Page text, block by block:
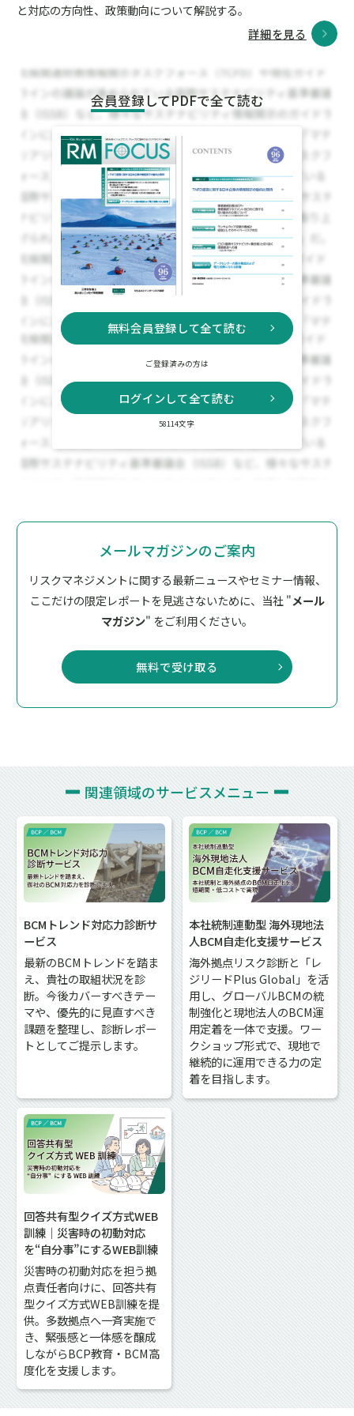
と対応の方向性、政策動向について解説する。
詳細を見る
会員登録 してPDFで全て読む
無料会員登録して全て読む
ご登録済みの方は
ログインして全て読む
58114文字
メールマガジンのご案内
リスクマネジメントに関する最新ニュースやセミナー情報、
ここだけの限定レポートを見逃さないために、 当社 "メール
マガジン" をご利用ください。
無料で受け取る
関連領域のサービスメニュー
BCMトレンド対応力診断サ
ービス
最新のBCMトレンドを踏ま
え、貴社の取組状況を診
断。今後カバーすべきテー
マや、優先的に見直すべき
課題を整理し、診断レポー
トとしてご提示します。
本社統制連動型 海外現地法
人BCM自走化支援サービス
海外拠点リスク診断と「レ
ジリードPlus Global」を活
用し、グローバルBCMの統
制強化と現地法人のBCM運
用定着を一体で支援。ワー
クショップ形式で、現地で
継続的に運用できる力の定
着を目指します。
回答共有型クイズ方式WEB
訓練｜災害時の初動対応
を“自分事”にするWEB訓練
災害時の初動対応を担う拠
点責任者向けに、回答共有
型クイズ方式WEB訓練を提
供。多数拠点へ一斉実施で
き、緊張感と一体感を醸成
しながらBCP教育・BCM高
度化を支援します。